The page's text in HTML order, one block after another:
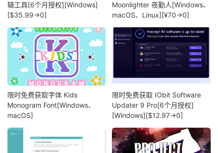
辑工具[6个月授权][Windows]
[$35.99→0]
Moonlighter 夜勤人[Windows、
macOS、Linux][¥70→0]
限时免费获取字体 Kids
Monogram Font[Windows、
macOS]
限时免费获取 IObit Software
Updater 9 Pro[6个月授权]
[Windows][$12.97→0]